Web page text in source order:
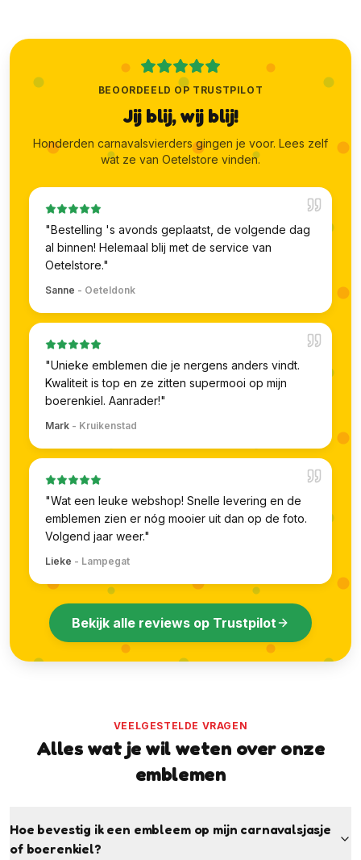
BEOORDEELD OP TRUSTPILOT
Jij blij, wij blij!
Honderden carnavalsvierders gingen je voor. Lees zelf
wat ze van Oetelstore vinden.
"Bestelling 's avonds geplaatst, de volgende dag
al binnen! Helemaal blij met de service van
Oetelstore."
Sanne - Oeteldonk
"Unieke emblemen die je nergens anders vindt.
Kwaliteit is top en ze zitten supermooi op mijn
boerenkiel. Aanrader!"
Mark - Kruikenstad
"Wat een leuke webshop! Snelle levering en de
emblemen zien er nóg mooier uit dan op de foto.
Volgend jaar weer."
Lieke - Lampegat
Bekijk alle reviews op Trustpilot
VEELGESTELDE VRAGEN
Alles wat je wil weten over onze
emblemen
Hoe bevestig ik een embleem op mijn carnavalsjasje
of boerenkiel?